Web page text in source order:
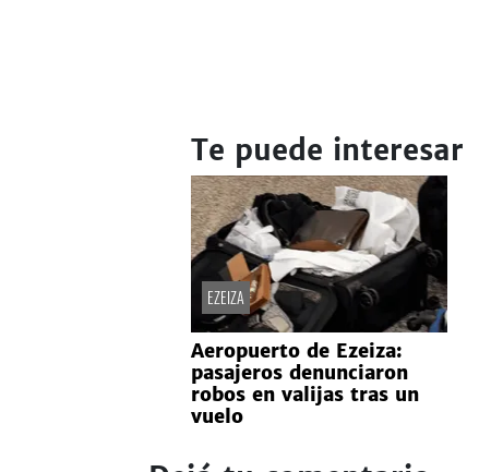
Te puede interesar
EZEIZA
Aeropuerto de Ezeiza:
pasajeros denunciaron
robos en valijas tras un
vuelo